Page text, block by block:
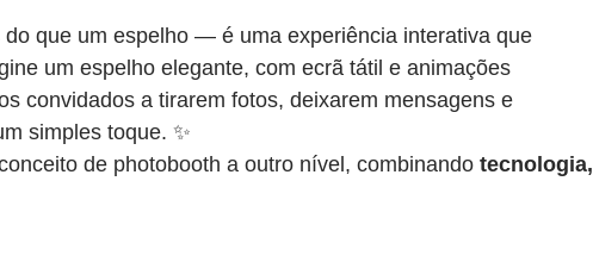
do que um espelho — é uma experiência interativa que
um espelho elegante, com ecrã tátil e animações
convidados a tirarem fotos, deixarem mensagens e
simples toque. ✨
de photobooth a outro nível, combinando tecnologia,